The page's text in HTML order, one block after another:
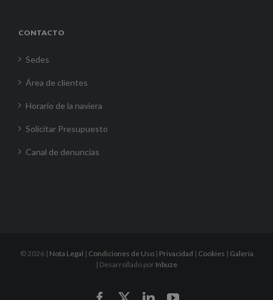
CONTACTO
Sedes
Área de clientes
Horario de la naviera
Solicitar Presupuesto
Canal de denuncias
©2026 | Nota Legal | Condiciones de Uso| Privacidad | Cookies | Galería
| Desarrollado por Inbuze
FacebookLinkedInYouTube